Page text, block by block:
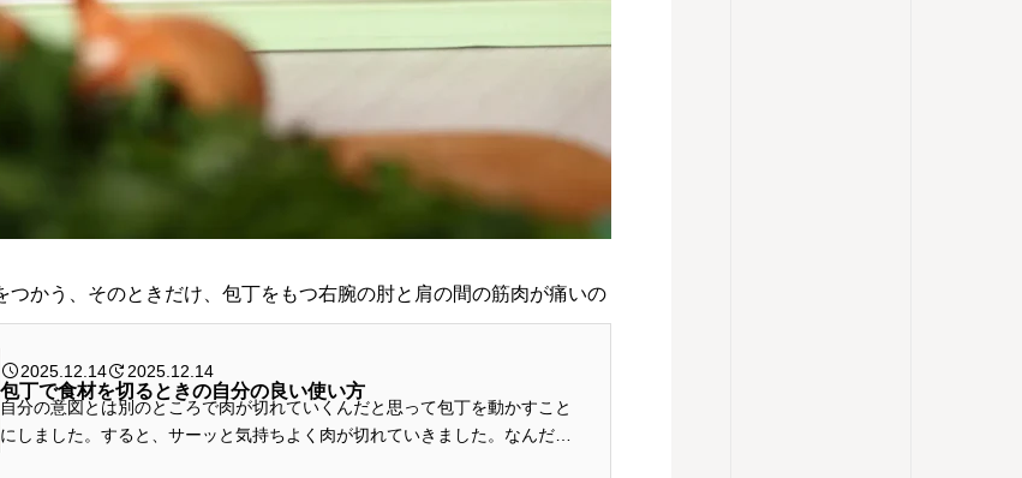
つかう、そのときだけ、包丁をもつ右腕の肘と肩の間の筋肉が痛いの
2025.12.14 2025.12.14
包丁で食材を切るときの自分の良い使い方
自分の意図とは別のところで肉が切れていくんだと思って包丁を動かすこと
にしました。すると、サーッと気持ちよく肉が切れていきました。なんだ、